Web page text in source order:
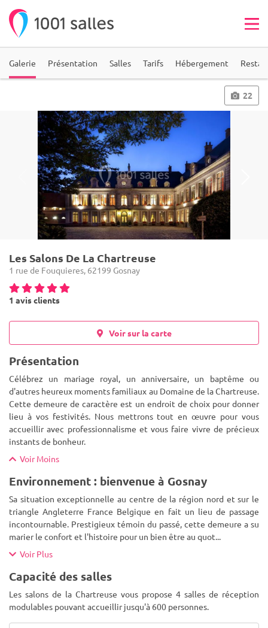
Galerie Présentation Salles Tarifs Hébergement
22
Les Salons De La Chartreuse
1 rue de Fouquieres, 62199 Gosnay
1 avis clients
Voir sur la carte
Présentation
Célébrez un mariage royal, un anniversaire, un baptême ou
d'autres heureux moments familiaux au Domaine de la Chartreuse.
Cette demeure de caractère est un endroit de choix pour donner
lieu à vos festivités. Nous mettrons tout en œuvre pour vous
accueillir avec professionnalisme et vous faire vivre de précieux
instants de bonheur.
Voir Moins
Environnement : bienvenue à Gosnay
Sa situation exceptionnelle au centre de la région nord et sur le
triangle Angleterre France Belgique en fait un lieu de passage
incontournable. Prestigieux témoin du passé, cette demeure a su
marier le confort et l'histoire pour un bien être au quot...
Voir Plus
Capacité des salles
Les salons de la Chartreuse vous propose 4 salles de réception
modulables pouvant accueillir jusqu'à 600 personnes.